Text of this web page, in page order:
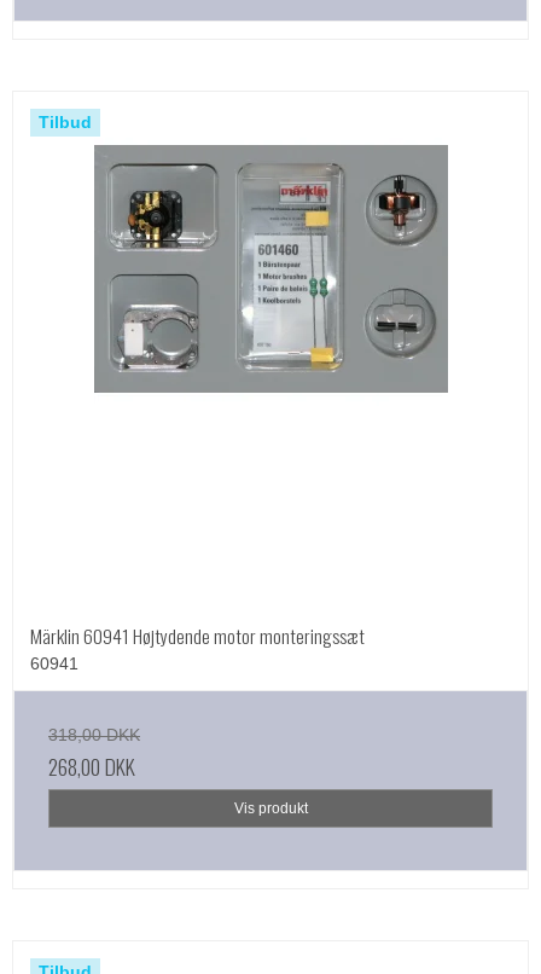
Tilbud
Märklin 60941 Højtydende motor monteringssæt
60941
318,00 DKK
268,00 DKK
Vis produkt